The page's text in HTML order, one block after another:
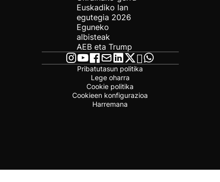
Euskadiko lan
egutegia 2026
Eguneko
albisteak
AEB eta Trump
Pribatutasun politika
Lege oharra
Cookie politika
Cookieen konfigurazioa
Harremana